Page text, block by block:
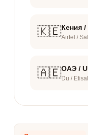
🇰🇪Кения /
Airtel /
🇦🇪ОАЭ /
Du /